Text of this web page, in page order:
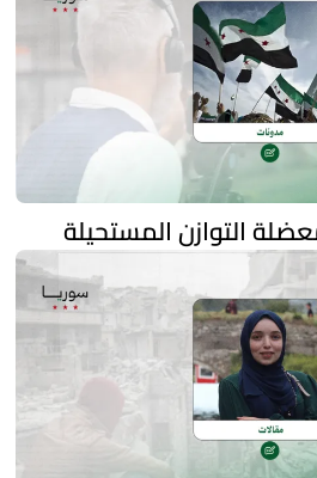
التوازن المستحيلة